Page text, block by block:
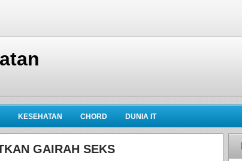
KESEHATAN CHORD DUNIA IT
GAIRAH SEKS